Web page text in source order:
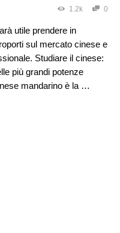
1.2k 0
utile prendere in
sul mercato cinese e
Studiare il cinese:
più grandi potenze
mandarino è la …